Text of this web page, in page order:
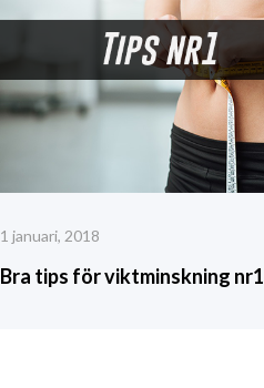
1 januari, 2018
Bra tips för viktminskning nr1